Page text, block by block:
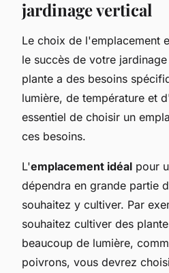
jardinage vertical
Le choix de l'emplacement
le succès de votre
plante a des besoins
lumière, de température et
essentiel de choisir un
ces besoins.
L'emplacement idéal pour
dépendra en grande partie
souhaitez y cultiver. Par
souhaitez cultiver des
beaucoup de lumière,
poivrons, vous devrez